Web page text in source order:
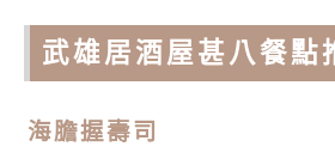
武雄居酒屋甚八餐點
海膽握壽司